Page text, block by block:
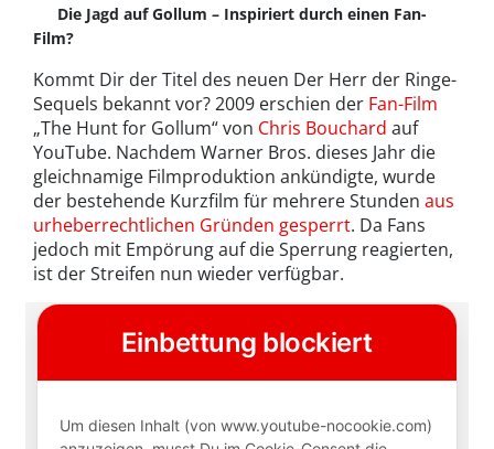
Die Jagd auf Gollum – Inspiriert durch einen Fan-
Film?
Kommt Dir der Titel des neuen Der Herr der Ringe-
Sequels bekannt vor? 2009 erschien der Fan-Film
„The Hunt for Gollum“ von Chris Bouchard auf
YouTube. Nachdem Warner Bros. dieses Jahr die
gleichnamige Filmproduktion ankündigte, wurde
der bestehende Kurzfilm für mehrere Stunden aus
urheberrechtlichen Gründen gesperrt. Da Fans
jedoch mit Empörung auf die Sperrung reagierten,
ist der Streifen nun wieder verfügbar.